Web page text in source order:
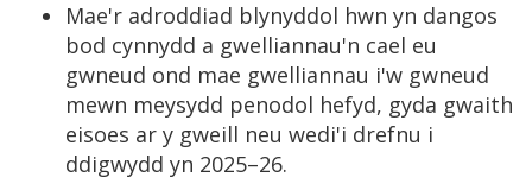
Mae'r adroddiad blynyddol hwn yn dangos
bod cynnydd a gwelliannau'n cael eu
gwneud ond mae gwelliannau i'w gwneud
mewn meysydd penodol hefyd, gyda gwaith
eisoes ar y gweill neu wedi'i drefnu i
ddigwydd yn 2025–26.